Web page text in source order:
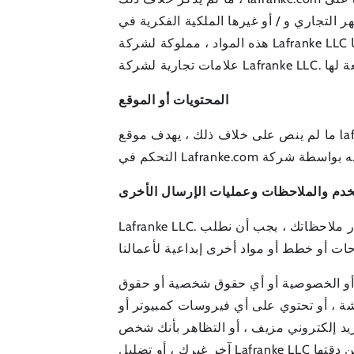
التجاري و / أو غيرها الملكية الفكرية في
هذه المواد ، مملوكة لشركة Lafranke LLC أو خاضعة لسيطرتها أو مرخصة لها. Lafranke LLC والعلامات التجارية الأخرى التي تظهر على هذا الموقع هي
المحتويات أو الموقع
ما لم ينص على خلاف ذلك ، يهدف موقع lafranke.com والمحتويات إلى الترويج لمنتجات وخدمات Lafranke LLC المتوفرة في جميع أنحاء العالم. يتم
والملاحظات وعمليات الإرسال الأخرى
Lafranke LLC. يحب أن يسمع من المستخدمين العملاء ويرحب بتعليقاتكم بخصوص منتجاتنا وخدماتنا. وفقًا لذلك ، بينما نقدر ملاحظاتك ، يجب أن نطلب
أو الخصوصية أو أي حقوق شخصية أو حقوق
، أو تحتوي على أي فيروسات كمبيوتر أو
إلكتروني مزيف ، أو التظاهر بأنك شخص